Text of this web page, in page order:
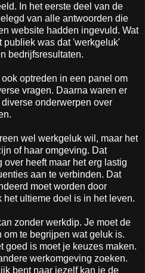
In het eerste deel van de
van alle antwoorden die
website hadden ingevuld. Wat
publiek was dat 'werkgeluk'
bedrijfsresultaten.
optreden in een panel om
vragen. Daarna waren er
onderwerpen over
wel werkgeluk wil, maar het
of haar omgeving. Dat
heeft maar het erg lastig
aan te verbinden. Dat
moet worden door
ultieme doel is in het leven.
zonder werkdip. Je moet de
te begrijpen wat geluk is.
goed is moet je keuzes maken.
werkomgeving zoeken.
bent naar jezelf kan je de